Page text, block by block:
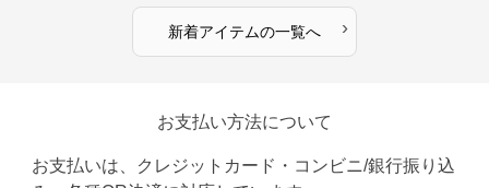
新着アイテムの一覧へ ›
お支払い方法について
お支払いは、クレジットカード・コンビニ/銀行振り込